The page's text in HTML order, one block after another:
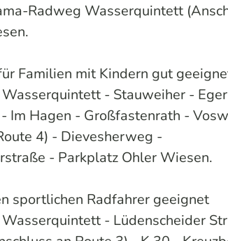
Radweg Wasserquintett
Familien mit Kindern gut
- Stauweiher -
Im Hagen - Großfastenrath -
4) - Dievesherweg -
- Parkplatz Ohler Wiesen.
sportlichen Radfahrer geeignet
- Lüdenscheider